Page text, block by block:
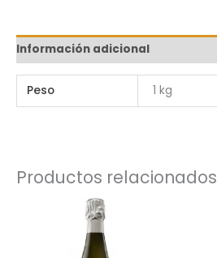
Información adicional
Peso 1 kg
Productos relacionados